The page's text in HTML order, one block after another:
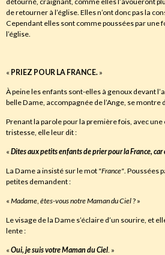
de retourner à l’église. Elles n’ont donc pas la
Cependant elles sont comme poussées par une
l’église.
« PRIEZ POUR LA FRANCE. »
À peine les enfants sont-elles à genoux devant
belle Dame, accompagnée de l’Ange, se montre
Prenant la parole pour la première fois, avec une
tristesse, elle leur dit :
« Dites aux petits enfants de prier pour la France, car
La Dame a insisté sur le mot "France". Poussées
petites demandent :
« Madame, êtes-vous notre Maman du Ciel? »
Le visage de la Dame s’éclaire d’un sourire, et
lente :
« Oui, je suis votre Maman du Ciel. »